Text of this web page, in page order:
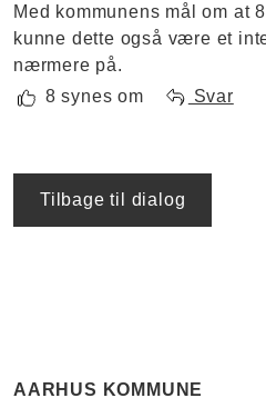
Med kommunens mål om at
kunne dette også være et
nærmere på.
8 synes om
Svar
Tilbage til dialog
AARHUS KOMMUNE